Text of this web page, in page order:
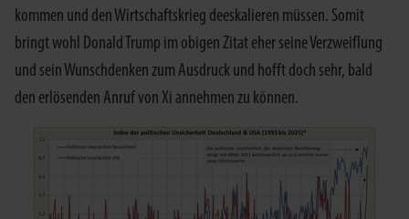
kommen und den Wirtschaftskrieg deeskalieren müssen. Somit
bringt wohl Donald Trump im obigen Zitat eher seine Verzweiflung
und sein Wunschdenken zum Ausdruck und hofft doch sehr, bald
den erlösenden Anruf von Xi annehmen zu können.